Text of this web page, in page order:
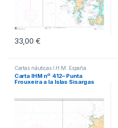
33,00 €
Cartas náuticas I.H.M. España
Carta IHM nº 412– Punta
Frouxeira a la Islas Sisargas